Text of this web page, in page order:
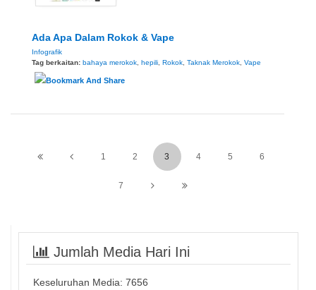
Ada Apa Dalam Rokok & Vape
Infografik
Tag berkaitan: bahaya merokok hepili Rokok Taknak Merokok Vape
1 2 3 4 5 6
7
Jumlah Media Hari Ini
Keseluruhan Media: 7656